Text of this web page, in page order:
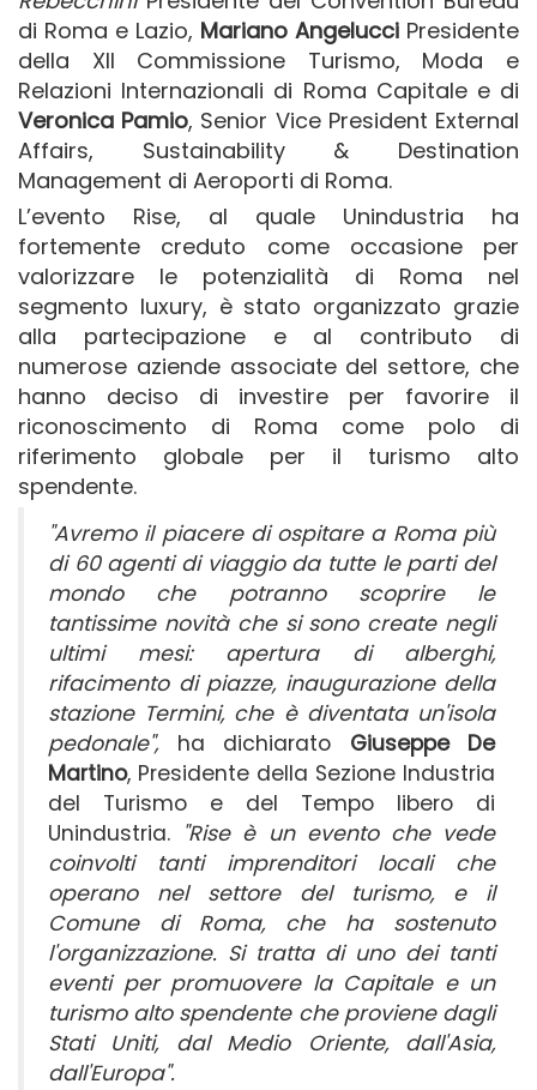
di Roma e Lazio, Mariano Angelucci Presidente
della XII Commissione Turismo, Moda e
Relazioni Internazionali di Roma Capitale e di
Veronica Pamio, Senior Vice President External
Affairs, Sustainability & Destination
Management di Aeroporti di Roma.
L’evento Rise, al quale Unindustria ha
fortemente creduto come occasione per
valorizzare le potenzialità di Roma nel
segmento luxury, è stato organizzato grazie
alla partecipazione e al contributo di
numerose aziende associate del settore, che
hanno deciso di investire per favorire il
riconoscimento di Roma come polo di
riferimento globale per il turismo alto
spendente.
"Avremo il piacere di ospitare a Roma più
di 60 agenti di viaggio da tutte le parti del
mondo che potranno scoprire le
tantissime novità che si sono create negli
ultimi mesi: apertura di alberghi,
rifacimento di piazze, inaugurazione della
stazione Termini, che è diventata un'isola
pedonale", ha dichiarato Giuseppe De
Martino, Presidente della Sezione Industria
del Turismo e del Tempo libero di
Unindustria. "Rise è un evento che vede
coinvolti tanti imprenditori locali che
operano nel settore del turismo, e il
Comune di Roma, che ha sostenuto
l'organizzazione. Si tratta di uno dei tanti
eventi per promuovere la Capitale e un
turismo alto spendente che proviene dagli
Stati Uniti, dal Medio Oriente, dall'Asia,
dall'Europa".